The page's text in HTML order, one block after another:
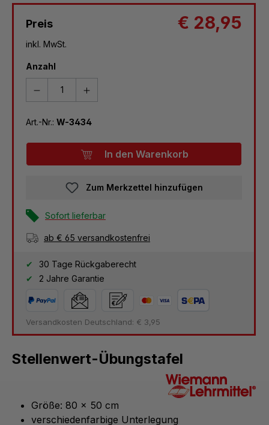
Preis € 28,95
inkl. MwSt.
Anzahl
Art.-Nr.: W-3434
In den Warenkorb
Zum Merkzettel hinzufügen
Sofort lieferbar
ab € 65 versandkostenfrei
30 Tage Rückgaberecht
2 Jahre Garantie
Versandkosten Deutschland: € 3,95
Stellenwert-Übungstafel
Größe: 80 x 50 cm
verschiedenfarbige Unterlegung